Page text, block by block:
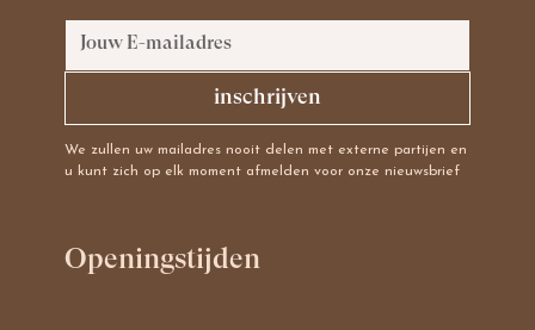
We zullen uw mailadres nooit delen met externe partijen en
u kunt zich op elk moment afmelden voor onze nieuwsbrief
Openingstijden